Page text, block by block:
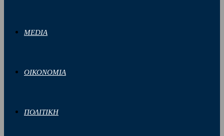
MEDIA
ΟΙΚΟΝΟΜΙΑ
ΠΟΛΙΤΙΚΗ